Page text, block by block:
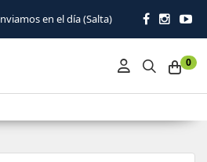
en el día (Salta)
0